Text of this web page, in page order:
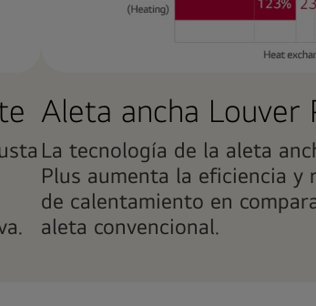
Aleta ancha Louver
La tecnología de la aleta
Plus aumenta la eficiencia y
de calentamiento en
aleta convencional.